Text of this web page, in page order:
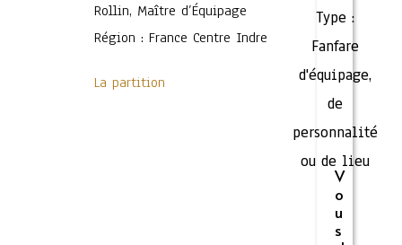
Rollin, Maître d’Équipage
Région : France Centre Indre
La partition
Type :
Fanfare
d'équipage,
de
personnalité
ou de lieu
V
o
u
s